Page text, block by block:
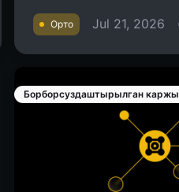
Орто Jul 21, 2026
Борборсуздаштырылган каржы